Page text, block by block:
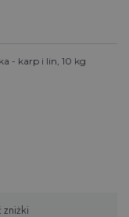
- karp i lin, 10 kg
zniżki